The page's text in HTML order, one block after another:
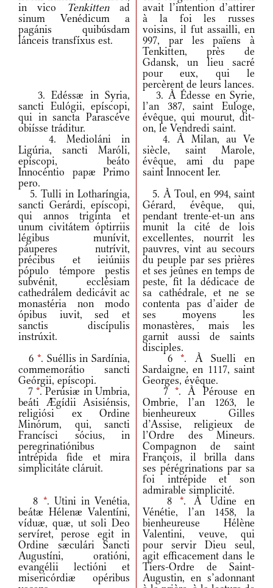
in vico
Tenkittenad
sinum Venédicum a
pagánis quibúsdam
lánceis transfíxus est.
avait l’intention d’attirer
à la foi les russes
voisins, il fut assailli, en
997, par les païens à
Tenkitten, près de
Gdansk, un lieu sacré
pour eux, qui le
percèrent de leurs lances.
3. Edéssæ in Syria,
sancti Eulógii, epíscopi,
qui in sancta Parascéve
obiísse tráditur.
3. À Édesse en Syrie,
l’an 387, saint Euloge,
évêque, qui mourut, dit-
on, le Vendredi saint.
4. Medioláni in
Ligúria, sancti Maróli,
epíscopi, beáto
Innocéntio papæ Primo
pero.
4. À Milan, au Ve
siècle, saint Marole,
évêque, ami du pape
saint Innocent Ier.
5. Tulli in Lotharíngia,
sancti Gerárdi, epíscopi,
qui annos trigínta et
unum civitátem óptirriis
légibus munívit,
páuperes nutrívit,
précibus et ieiúniis
pópulo témpore pestis
subvénit, ecclésiam
cathedrálem dedicávit ac
monastéria non modo
ópibus iuvit, sed et
sanctis discípulis
instrúxit.
5. À Toul, en 994, saint
Gérard, évêque, qui,
pendant trente-et-un ans
munit la cité de lois
excellentes, nourrit les
pauvres, vint au secours
du peuple par ses prières
et ses jeûnes en temps de
peste, fit la dédicace de
sa cathédrale, et ne se
contenta pas d’aider de
ses moyens les
monastères, mais les
garnit aussi de saints
disciples.
6 *. Suéllis in Sardínia,
commemorátio sancti
Geórgii, epíscopi.
6*. À Suelli en
Sardaigne, en 1117, saint
Georges, évêque.
7*. Perúsiæ in Umbria,
beáti Ægídii Asisiénsis,
religiósi ex Ordine
Minórum, qui, sancti
Francísci sócius, in
peregrinatiónibus
intrépida fide et mira
simplicitáte cláruit.
7*. À Pérouse en
Ombrie, l’an 1263, le
bienheureux Gilles
d’Assise, religieux de
l’Ordre des Mineurs.
Compagnon de saint
François, il brilla dans
ses pérégrinations par sa
foi intrépide et son
admirable simplicité.
8 *. Utini in Venétia,
beátæ Hélenæ Valentíni,
víduæ, quæ, ut soli Deo
servíret, perose egit in
Ordine sæculári Sancti
Augustíni, oratióni,
evangélii lectióni et
misericórdiæ opéribus
8*. À Udine en
Vénétie, l’an 1458, la
bienheureuse Hélène
Valentini, veuve, qui
pour servir Dieu seul,
agit efficacement dans le
Tiers-Ordre de Saint-
Augustin, en s’adonnant